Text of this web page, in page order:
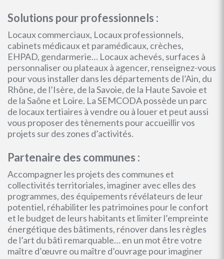
Solutions pour professionnels :
Locaux commerciaux, Locaux professionnels,
cabinets médicaux et paramédicaux, crèches,
EHPAD, gendarmerie… Locaux achevés, surfaces à
personnaliser ou plateaux à agencer, renseignez-vous
pour vous installer dans les départements de l’Ain, du
Rhône, de l’Isère, de la Savoie, de la Haute Savoie et
de la Saône et Loire. La SEMCODA possède un parc
de locaux tertiaires à vendre ou à louer et peut aussi
vous proposer des tènements pour accueillir vos
projets sur des zones d’activités.
Partenaire des communes :
Accompagner les projets des communes et
collectivités territoriales, imaginer avec elles des
programmes, des équipements révélateurs de leur
potentiel, réhabiliter les patrimoines pour le confort
et le budget de leurs habitants et limiter l’empreinte
énergétique des bâtiments, rénover dans les règles
de l’art du bâti remarquable… en un mot être votre
maître d’œuvre ou maître d’ouvrage pour imaginer